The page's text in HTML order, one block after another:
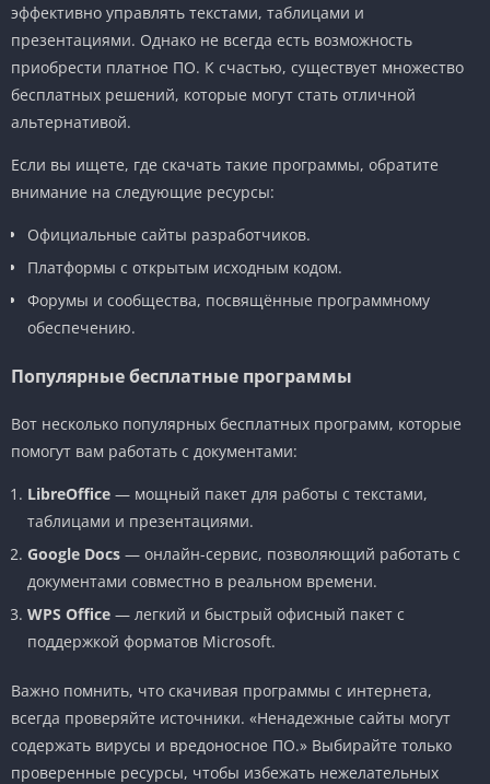
эффективно управлять текстами, таблицами и
презентациями. Однако не всегда есть возможность
приобрести платное ПО. К счастью, существует множество
бесплатных решений, которые могут стать отличной
альтернативой.
Если вы ищете, где скачать такие программы, обратите
внимание на следующие ресурсы:
Официальные сайты разработчиков.
Платформы с открытым исходным кодом.
Форумы и сообщества, посвящённые программному
обеспечению.
Популярные бесплатные программы
Вот несколько популярных бесплатных программ, которые
помогут вам работать с документами:
LibreOffice — мощный пакет для работы с текстами,
таблицами и презентациями.
Google Docs — онлайн-сервис, позволяющий работать с
документами совместно в реальном времени.
WPS Office — легкий и быстрый офисный пакет с
поддержкой форматов Microsoft.
Важно помнить, что скачивая программы с интернета,
всегда проверяйте источники. «Ненадежные сайты могут
содержать вирусы и вредоносное ПО.» Выбирайте только
проверенные ресурсы, чтобы избежать нежелательных